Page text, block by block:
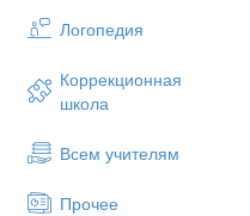
Логопедия
Коррекционная
школа
Всем учителям
Прочее